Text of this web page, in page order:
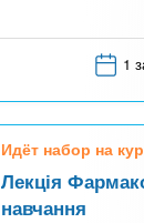
1
Идёт набор на
Лекція
навчання